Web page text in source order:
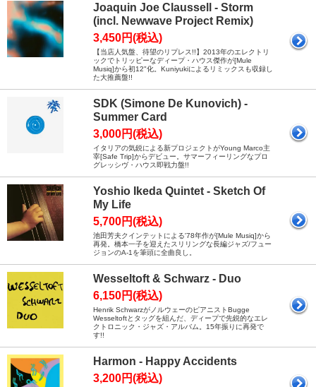
Joaquin Joe Claussell - Storm
(incl. Newwave Project Remix)
3,450円(税込)
【当店人気盤、待望のリプレス!!】2013年のエレクトリ
ックでトリッピーなディープ・ハウス傑作が[Mule
Musiq]から初12"化。Kuniyukiによるリミックスも収録し
た大推薦盤!!
SDK (Simone De Kunovich) -
Summer Card
3,000円(税込)
イタリアの気鋭による新プロジェクトがYoung Marco主
宰[Safe Trip]からデビュー。サマーフィーリングなプロ
グレッシヴ・ハウス即戦力盤!!
Yoshio Ikeda Quintet - Sketch Of
My Life
5,700円(税込)
池田芳夫クインテットによる'78年作が[Mule Musiq]から
再発。橋本一子を迎えたスリリングな長編ジャズ/フュー
ジョンのA-1を筆頭に全曲良し。
Wesseltoft & Schwarz - Duo
6,150円(税込)
Henrik SchwarzがノルウェーのピアニストBugge
Wesseltoftとタッグを組んだ、ディープで先鋭的なエレ
クトロニック・ジャズ・アルバム。15年振りに再発で
す!!
Harmon - Happy Accidents
3,200円(税込)